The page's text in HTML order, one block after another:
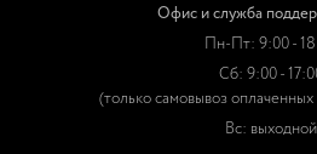
Офис и служба
Пн-Пт: 9:00 -
Сб: 9:00 -
(только самовывоз оплаченных
Вс: выходной